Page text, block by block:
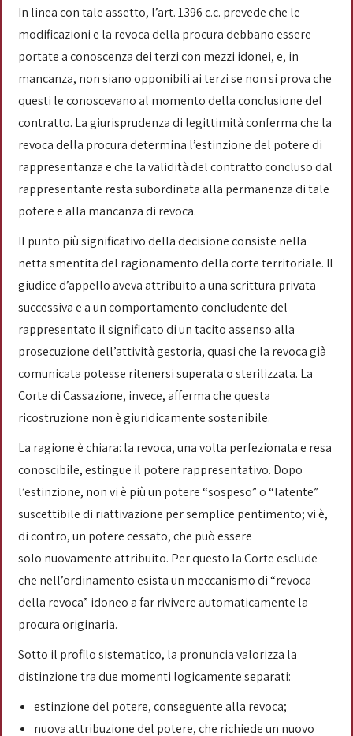
In linea con tale assetto, l’art. 1396 c.c. prevede che le
modificazioni e la revoca della procura debbano essere
portate a conoscenza dei terzi con mezzi idonei, e, in
mancanza, non siano opponibili ai terzi se non si prova che
questi le conoscevano al momento della conclusione del
contratto. La giurisprudenza di legittimità conferma che la
revoca della procura determina l’estinzione del potere di
rappresentanza e che la validità del contratto concluso dal
rappresentante resta subordinata alla permanenza di tale
potere e alla mancanza di revoca.
Il punto più significativo della decisione consiste nella
netta smentita del ragionamento della corte territoriale. Il
giudice d’appello aveva attribuito a una scrittura privata
successiva e a un comportamento concludente del
rappresentato il significato di un tacito assenso alla
prosecuzione dell’attività gestoria, quasi che la revoca già
comunicata potesse ritenersi superata o sterilizzata. La
Corte di Cassazione, invece, afferma che questa
ricostruzione non è giuridicamente sostenibile.
La ragione è chiara: la revoca, una volta perfezionata e resa
conoscibile, estingue il potere rappresentativo. Dopo
l’estinzione, non vi è più un potere “sospeso” o “latente”
suscettibile di riattivazione per semplice pentimento; vi è,
di contro, un potere cessato, che può essere
solo nuovamente attribuito. Per questo la Corte esclude
che nell’ordinamento esista un meccanismo di “revoca
della revoca” idoneo a far rivivere automaticamente la
procura originaria.
Sotto il profilo sistematico, la pronuncia valorizza la
distinzione tra due momenti logicamente separati:
estinzione del potere, conseguente alla revoca;
nuova attribuzione del potere, che richiede un nuovo